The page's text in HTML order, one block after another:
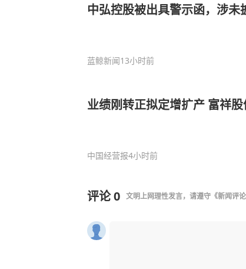
中弘控股被出具警示函，涉未
蓝鲸新闻13小时前
业绩刚转正拟
中国经营报4小时前
评论0 文明上网理性发言，请遵守 《新闻评